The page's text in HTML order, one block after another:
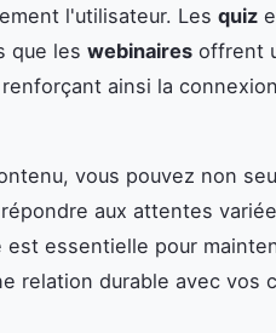
l'utilisateur. Les quiz
que les webinaires offrent
ainsi la
vous pouvez non
aux attentes
essentielle pour
relation durable avec vos